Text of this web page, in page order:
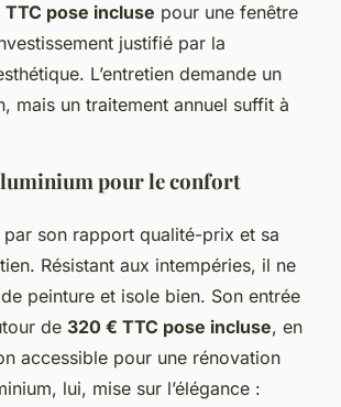
pose incluse pour une fenêtre
justifié par la
L’entretien demande un
mais un traitement annuel suffit à
pour le confort
par son rapport qualité-prix et sa
Résistant aux intempéries, il ne
peinture et isole bien. Son entrée
de 320 € TTC pose incluse, en
accessible pour une rénovation
lui, mise sur l’élégance :